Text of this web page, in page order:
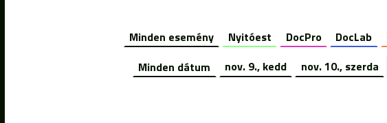
Minden esemény Nyitóest DocPro DocLab
Minden dátum
nov. 9., kedd nov. 10., szerda